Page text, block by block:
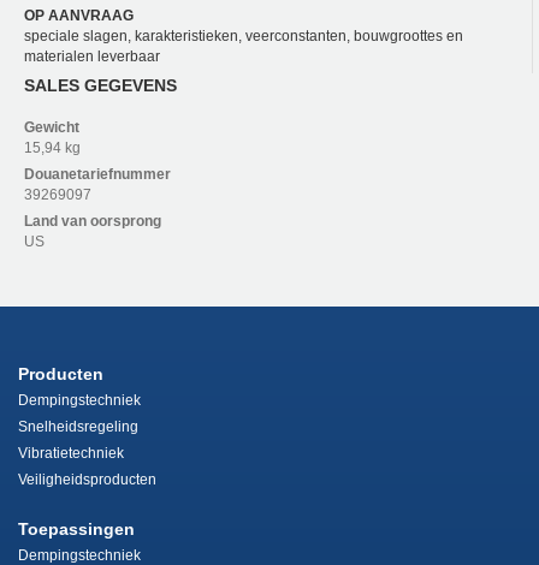
OP AANVRAAG
speciale slagen, karakteristieken, veerconstanten, bouwgroottes en
materialen leverbaar
SALES GEGEVENS
Gewicht
15,94 kg
Douanetariefnummer
39269097
Land van oorsprong
US
Producten
Dempingstechniek
Snelheidsregeling
Vibratietechniek
Veiligheidsproducten
Toepassingen
Dempingstechniek